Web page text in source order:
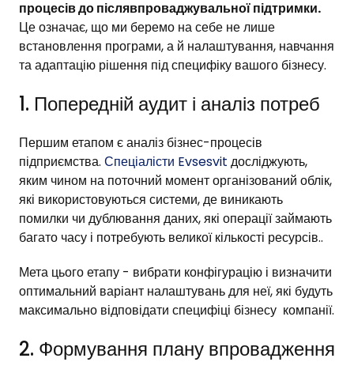
процесів до післявпроваджувальної підтримки.
Це означає, що ми беремо на себе не лише
встановлення програми, а й налаштування, навчання
та адаптацію рішення під специфіку вашого бізнесу.
1. Попередній аудит і аналіз потреб
Першим етапом є аналіз бізнес-процесів
підприємства. Спеціалісти Evsesvit досліджують,
яким чином на поточний момент організований облік,
які використовуються системи, де виникають
помилки чи дублювання даних, які операції займають
багато часу і потребують великої кількості ресурсів..
Мета цього етапу - вибрати конфігурацію і визначити
оптимальний варіант налаштувань для неї, які будуть
максимально відповідати специфіці бізнесу компанії.
2. Формування плану впровадження